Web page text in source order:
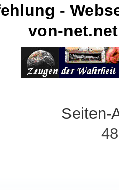
-
von-net.net
Seiten-